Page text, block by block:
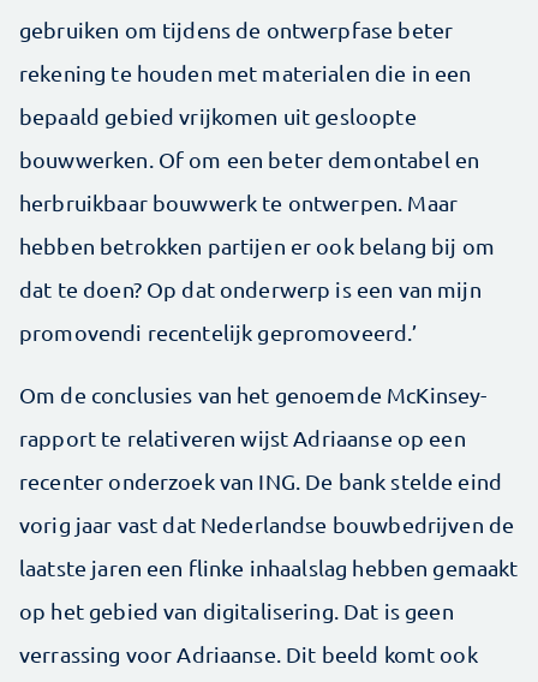
gebruiken om tijdens de ontwerpfase beter
rekening te houden met materialen die in een
bepaald gebied vrijkomen uit gesloopte
bouwwerken. Of om een beter demontabel en
herbruikbaar bouwwerk te ontwerpen. Maar
hebben betrokken partijen er ook belang bij om
dat te doen? Op dat onderwerp is een van mijn
promovendi recentelijk gepromoveerd.’
Om de conclusies van het genoemde McKinsey-
rapport te relativeren wijst Adriaanse op een
recenter onderzoek van ING. De bank stelde eind
vorig jaar vast dat Nederlandse bouwbedrijven de
laatste jaren een flinke inhaalslag hebben gemaakt
op het gebied van digitalisering. Dat is geen
verrassing voor Adriaanse. Dit beeld komt ook